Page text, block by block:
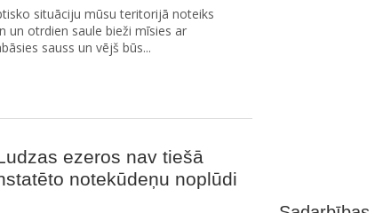
situāciju mūsu teritorijā noteiks
un otrdien saule bieži mīsies ar
sauss un vējš būs...
ezeros nav tiešā
notekūdeņu noplūdi